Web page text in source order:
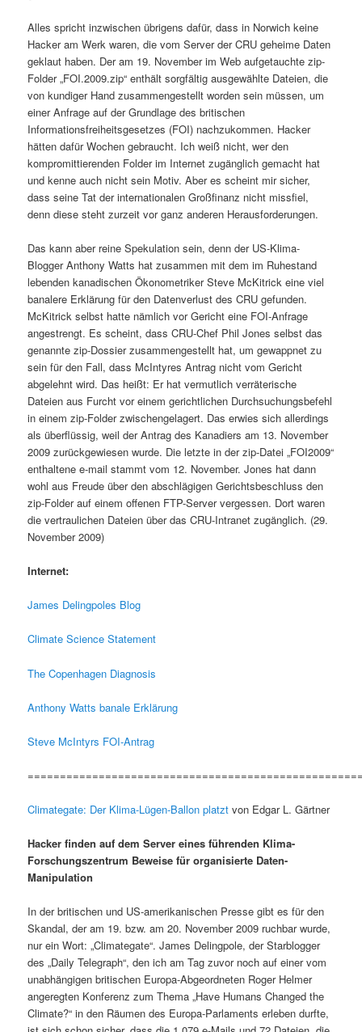
Alles spricht inzwischen übrigens dafür, dass in Norwich keine
Hacker am Werk waren, die vom Server der CRU geheime Daten
geklaut haben. Der am 19. November im Web aufgetauchte zip-
Folder „FOI.2009.zip“ enthält sorgfältig ausgewählte Dateien, die
von kundiger Hand zusammengestellt worden sein müssen, um
einer Anfrage auf der Grundlage des britischen
Informationsfreiheitsgesetzes (FOI) nachzukommen. Hacker
hätten dafür Wochen gebraucht. Ich weiß nicht, wer den
kompromittierenden Folder im Internet zugänglich gemacht hat
und kenne auch nicht sein Motiv. Aber es scheint mir sicher,
dass seine Tat der internationalen Großfinanz nicht missfiel,
denn diese steht zurzeit vor ganz anderen Herausforderungen.
Das kann aber reine Spekulation sein, denn der US-Klima-
Blogger Anthony Watts hat zusammen mit dem im Ruhestand
lebenden kanadischen Ökonometriker Steve McKitrick eine viel
banalere Erklärung für den Datenverlust des CRU gefunden.
McKitrick selbst hatte nämlich vor Gericht eine FOI-Anfrage
angestrengt. Es scheint, dass CRU-Chef Phil Jones selbst das
genannte zip-Dossier zusammengestellt hat, um gewappnet zu
sein für den Fall, dass McIntyres Antrag nicht vom Gericht
abgelehnt wird. Das heißt: Er hat vermutlich verräterische
Dateien aus Furcht vor einem gerichtlichen Durchsuchungsbefehl
in einem zip-Folder zwischengelagert. Das erwies sich allerdings
als überflüssig, weil der Antrag des Kanadiers am 13. November
2009 zurückgewiesen wurde. Die letzte in der zip-Datei „FOI2009“
enthaltene e-mail stammt vom 12. November. Jones hat dann
wohl aus Freude über den abschlägigen Gerichtsbeschluss den
zip-Folder auf einem offenen FTP-Server vergessen. Dort waren
die vertraulichen Dateien über das CRU-Intranet zugänglich. (29.
November 2009)
Internet:
James Delingpoles Blog
Climate Science Statement
The Copenhagen Diagnosis
Anthony Watts banale Erklärung
Steve McIntyrs FOI-Antrag
Climategate: Der Klima-Lügen-Ballon platzt von Edgar L. Gärtner
Hacker finden auf dem Server eines führenden Klima-
Forschungszentrum Beweise für organisierte Daten-
Manipulation
In der britischen und US-amerikanischen Presse gibt es für den
Skandal, der am 19. bzw. am 20. November 2009 ruchbar wurde,
nur ein Wort: „Climategate“. James Delingpole, der Starblogger
des „Daily Telegraph“, den ich am Tag zuvor noch auf einer vom
unabhängigen britischen Europa-Abgeordneten Roger Helmer
angeregten Konferenz zum Thema „Have Humans Changed the
Climate?“ in den Räumen des Europa-Parlaments erleben durfte,